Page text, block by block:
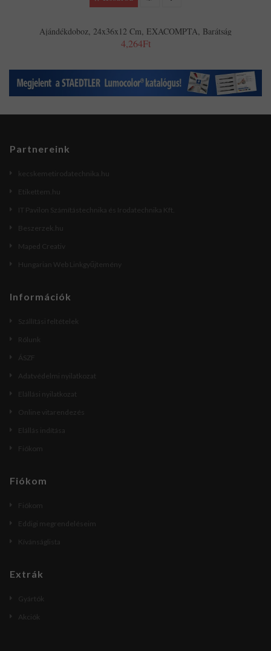
Ajándékdoboz, 24x36x12 Cm, EXACOMPTA, Barátság
4,264Ft
Partnereink
kecskemetirodatechnika.hu
Etikettem.hu
IT Pavilon Számítástechnika és Irodatechnika Kft.
Beszerzek.hu
Maped Creativ
Hungarian Web Linkgyűjtemény
Információk
Szállítási feltételek
Rólunk
ÁSZF
Adatvédelmi nyilatkozat
Elállási nyilatkozat
Online vitarendezés
Elállás indítása
Fiókom
Fiókom
Fiókom
Eddigi megrendeléseim
Kívánságlista
Extrák
Gyártók
Akciók